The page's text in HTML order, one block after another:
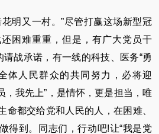
明又一村。”尽管打赢这场新型冠
困难重重，但是，有广大党员干
请战承诺，有一线的科技、医务“勇
体人民群众的共同努力，必将迎
，我先上”，是情怀，更是担当，唯
命都交给党和人民的人，在困难、
得到。同志们，行动吧!让“我是党